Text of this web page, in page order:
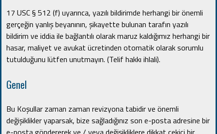
17 USC § 512 (f) uyarınca, yazılı bildirimde herhangi bir önemli
gerçeğin yanlış beyanının, şikayette bulunan tarafın yazılı
bildirim ve iddia ile bağlantılı olarak maruz kaldığımız herhangi bir
hasar, maliyet ve avukat ücretinden otomatik olarak sorumlu
tutulduğunu lütfen unutmayın. (Telif hakkı ihlali).
Genel
Bu Koşullar zaman zaman revizyona tabidir ve önemli
değişiklikler yaparsak, bize sağladığınız son e-posta adresine bir